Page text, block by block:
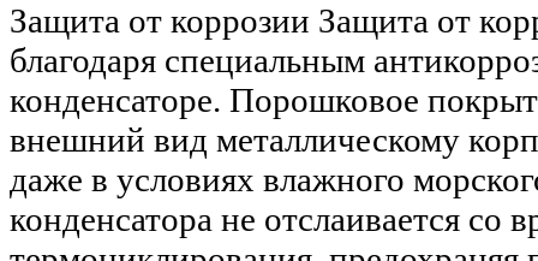
Защита от коррозии Защита от
благодаря специальным
конденсаторе. Порошковое
внешний вид металлическому
даже в условиях влажного
конденсатора не отслаивается со